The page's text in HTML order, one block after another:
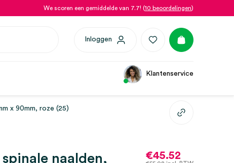
We scoren een gemiddelde van 7.7! (10 beoordelingen)
Inloggen
Klantenservice
x 90mm, roze (25)
spinale naalden,
€45.52